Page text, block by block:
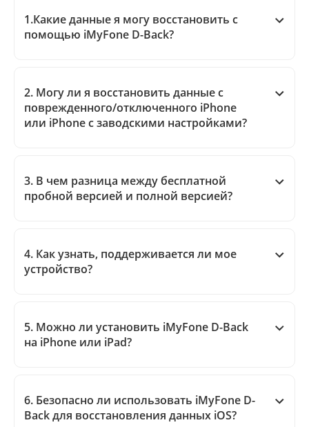
1.Какие данные я могу восстановить с
помощью iMyFone D-Back?
2. Могу ли я восстановить данные с
поврежденного/отключенного iPhone
или iPhone с заводскими настройками?
3. В чем разница между бесплатной
пробной версией и полной версией?
4. Как узнать, поддерживается ли мое
устройство?
5. Можно ли установить iMyFone D-Back
на iPhone или iPad?
6. Безопасно ли использовать iMyFone D-
Back для восстановления данных iOS?